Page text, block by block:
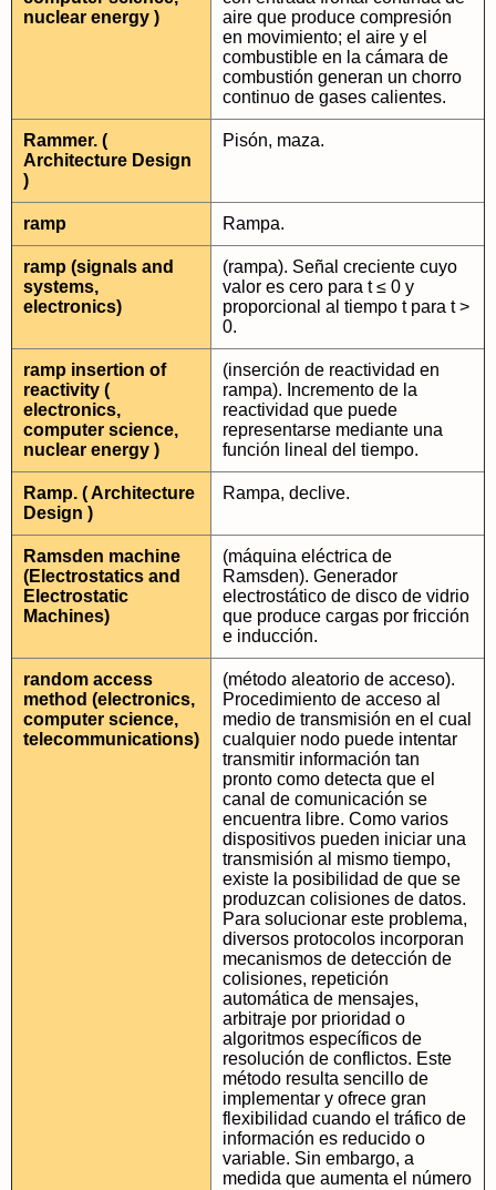
nuclear energy )
aire que produce compresión
en movimiento; el aire y el
combustible en la cámara de
combustión generan un chorro
continuo de gases calientes.
Rammer. (
Architecture Design
)
Pisón, maza.
ramp Rampa.
ramp (signals and
systems,
electronics)
(rampa). Señal creciente cuyo
valor es cero para t ≤ 0 y
proporcional al tiempo t para t >
0.
ramp insertion of
reactivity (
electronics,
computer science,
nuclear energy )
(inserción de reactividad en
rampa). Incremento de la
reactividad que puede
representarse mediante una
función lineal del tiempo.
Ramp. ( Architecture
Design )
Rampa, declive.
Ramsden machine
(Electrostatics and
Electrostatic
Machines)
(máquina eléctrica de
Ramsden). Generador
electrostático de disco de vidrio
que produce cargas por fricción
e inducción.
random access
method (electronics,
computer science,
telecommunications)
(método aleatorio de acceso).
Procedimiento de acceso al
medio de transmisión en el cual
cualquier nodo puede intentar
transmitir información tan
pronto como detecta que el
canal de comunicación se
encuentra libre. Como varios
dispositivos pueden iniciar una
transmisión al mismo tiempo,
existe la posibilidad de que se
produzcan colisiones de datos.
Para solucionar este problema,
diversos protocolos incorporan
mecanismos de detección de
colisiones, repetición
automática de mensajes,
arbitraje por prioridad o
algoritmos específicos de
resolución de conflictos. Este
método resulta sencillo de
implementar y ofrece gran
flexibilidad cuando el tráfico de
información es reducido o
variable. Sin embargo, a
medida que aumenta el número